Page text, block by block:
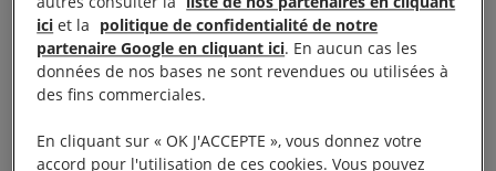
et vous place en « détention administrative »
pendant trois mois. Sans jugement. Sans preuve. A
peine une suspicion.
Un cauchemar ? Une fiction dystopique digne d’un
ici et la politique de confidentialité de notre
partenaire Google en cliquant ici. En aucun cas les
données de nos bases ne sont revendues ou utilisées à
des fins commerciales.
En cliquant sur « OK J'ACCEPTE », vous donnez votre
accord pour l'utilisation de ces cookies. Vous pouvez